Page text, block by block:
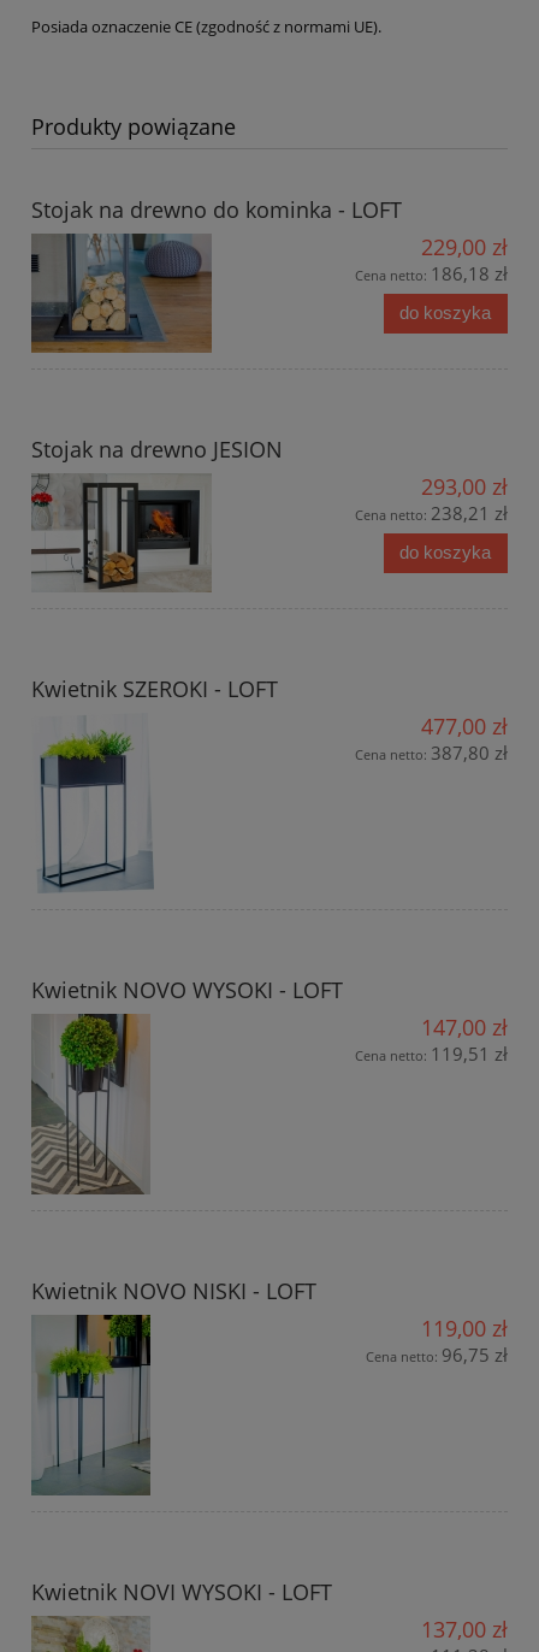
Posiada oznaczenie CE (zgodność z normami UE).
Produkty powiązane
Stojak na drewno do kominka - LOFT
229,00 zł
Cena netto: 186,18 zł
do koszyka
Stojak na drewno JESION
293,00 zł
Cena netto: 238,21 zł
do koszyka
Kwietnik SZEROKI - LOFT
477,00 zł
Cena netto: 387,80 zł
Kwietnik NOVO WYSOKI - LOFT
147,00 zł
Cena netto: 119,51 zł
Kwietnik NOVO NISKI - LOFT
119,00 zł
Cena netto: 96,75 zł
Kwietnik NOVI WYSOKI - LOFT
137,00 zł